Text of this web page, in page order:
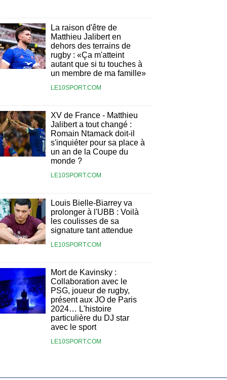
La raison d'être de
Matthieu Jalibert en
dehors des terrains de
rugby : «Ça m'atteint
autant que si tu touches à
un membre de ma famille»
LE10SPORT.COM
XV de France - Matthieu
Jalibert a tout changé :
Romain Ntamack doit-il
s'inquiéter pour sa place à
un an de la Coupe du
monde ?
LE10SPORT.COM
Louis Bielle-Biarrey va
prolonger à l'UBB : Voilà
les coulisses de sa
signature tant attendue
LE10SPORT.COM
Mort de Kavinsky :
Collaboration avec le
PSG, joueur de rugby,
présent aux JO de Paris
2024… L'histoire
particulière du DJ star
avec le sport
LE10SPORT.COM